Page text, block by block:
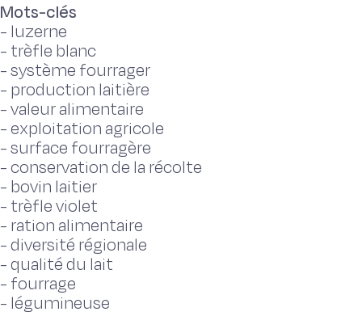
Mots-clés
- luzerne
- trèfle blanc
-système fourrager
- production laitière
-valeur alimentaire
-exploitation agricole
-surface fourragère
-conservation de la récolte
- bovin laitier
- trèfle violet
- ration alimentaire
-diversité régionale
-qualité du lait
- fourrage
- légumineuse